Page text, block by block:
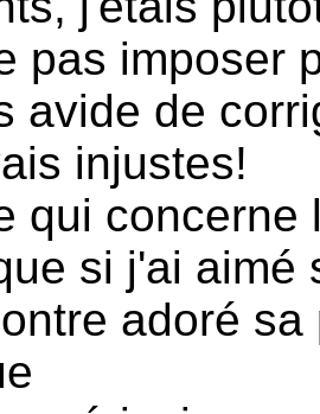
pas imposer
avide de
injustes!
qui
si j'ai aimé
adoré